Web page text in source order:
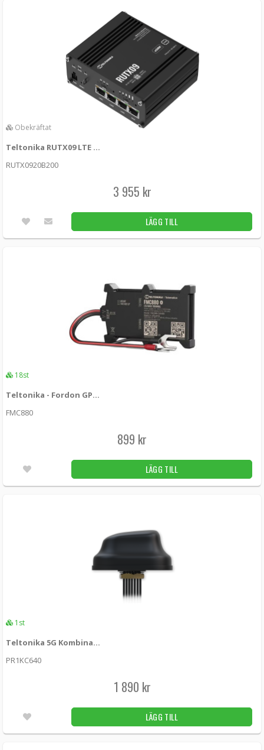
Obekräftat
Teltonika RUTX09 LTE Cat6 router med dubbla SIM-kort
RUTX0920B200
3 955 kr
LÄGG TILL
18st
Teltonika - Fordon GPS-spårare FMC880 - LTE
FMC880
899 kr
LÄGG TILL
1st
Teltonika 5G Kombinationsantenn med 4x4 MIMO 2x2 WiFi och GPS
PR1KC640
1 890 kr
LÄGG TILL